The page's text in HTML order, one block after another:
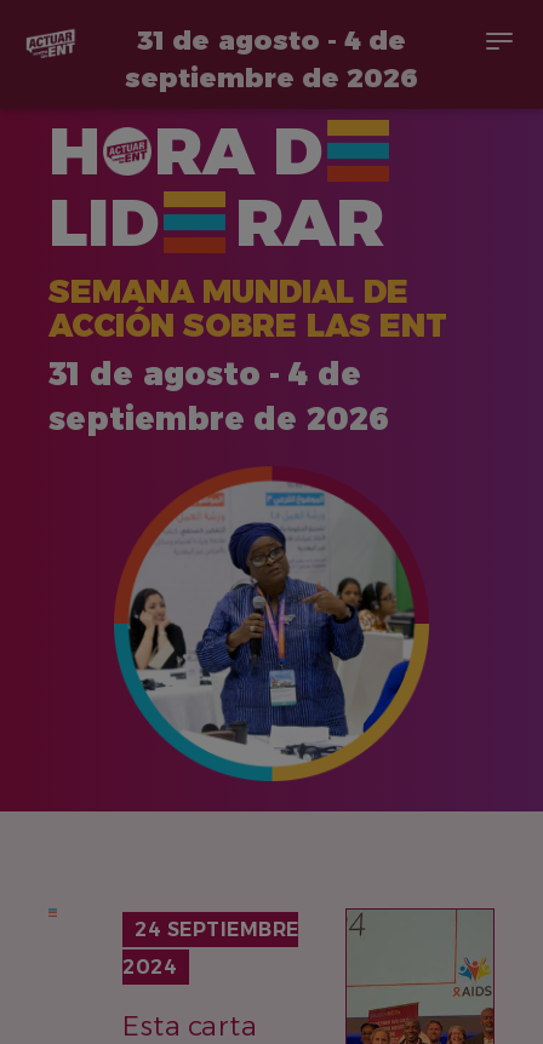
contenido
31 de agosto - 4 de
septiembre de 2026
H RA D
LID
RAR
SEMANA MUNDIAL DE
ACCIÓN SOBRE LAS ENT
31 de agosto - 4 de
septiembre de 2026
24 SEPTIEMBRE
2024
Esta carta
IMAGEN